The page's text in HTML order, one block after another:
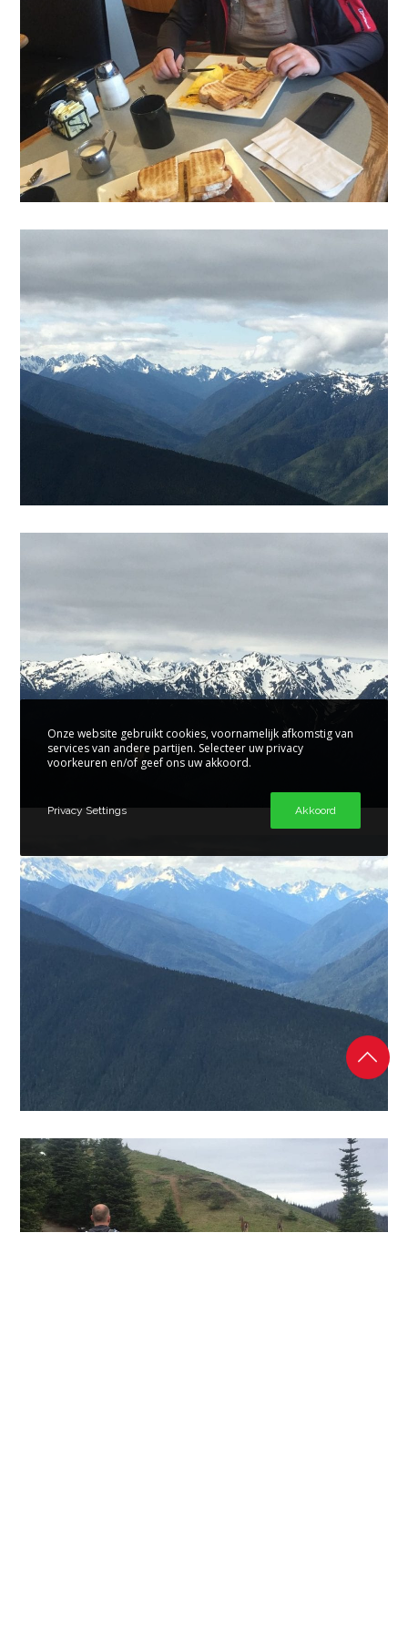
Onze website gebruikt cookies, voornamelijk afkomstig van
services van andere partijen. Selecteer uw privacy
voorkeuren en/of geef ons uw akkoord.
Privacy Settings Akkoord